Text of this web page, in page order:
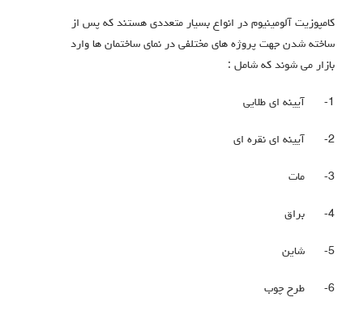
کامپوزیت آلومینیوم در انواع بسیار متعددی هستند که پس از
ساخته شدن جهت پروژه های مختلفی در نمای ساختمان ها وارد
بازار می شوند که شامل :
1- آیینه ای طلایی
2- آیینه ای نقره ای
3- مات
4- براق
5- شاین
6- طرح چوب